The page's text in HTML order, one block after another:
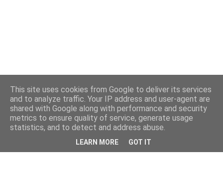
This site uses cookies from Google to deliver its services
and to analyze traffic. Your IP address and user-agent are
shared with Google along with performance and security
metrics to ensure quality of service, generate usage
statistics, and to detect and address abuse.
LEARN MORE GOT IT